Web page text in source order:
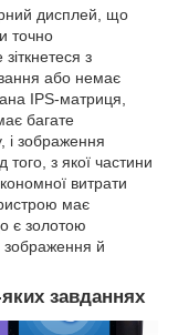
дисплей, що
точно
з
або немає
IPS-матриця,
багате
і зображення
з якої частини
витрати
має
є золотою
зображення й
завданнях